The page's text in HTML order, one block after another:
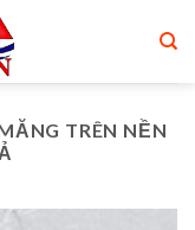
TRÊN NỀN